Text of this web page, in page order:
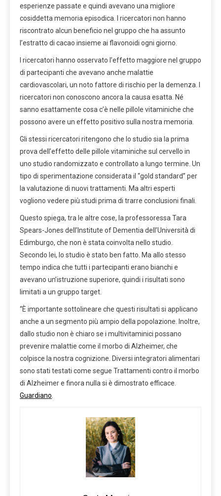
esperienze passate e quindi avevano una migliore
cosiddetta memoria episodica. I ricercatori non hanno
riscontrato alcun beneficio nel gruppo che ha assunto
l’estratto di cacao insieme ai flavonoidi ogni giorno.
I ricercatori hanno osservato l’effetto maggiore nel gruppo
di partecipanti che avevano anche malattie
cardiovascolari, un noto fattore di rischio per la demenza. I
ricercatori non conoscono ancora la causa esatta. Né
sanno esattamente cosa c’è nelle pillole vitaminiche che
possono avere un effetto positivo sulla nostra memoria.
Gli stessi ricercatori ritengono che lo studio sia la prima
prova dell’effetto delle pillole vitaminiche sul cervello in
uno studio randomizzato e controllato a lungo termine. Un
tipo di sperimentazione considerata il “gold standard” per
la valutazione di nuovi trattamenti. Ma altri esperti
vogliono vedere più studi prima di trarre conclusioni finali.
Questo spiega, tra le altre cose, la professoressa Tara
Spears-Jones dell’Institute of Dementia dell’Università di
Edimburgo, che non è stata coinvolta nello studio.
Secondo lei, lo studio è stato ben fatto. Ma allo stesso
tempo indica che tutti i partecipanti erano bianchi e
avevano un’istruzione superiore, quindi i risultati sono
limitati a un gruppo target.
“È importante sottolineare che questi risultati si applicano
anche a un segmento più ampio della popolazione. Inoltre,
dallo studio non è chiaro se i multivitaminici possano
prevenire malattie come il morbo di Alzheimer, che
colpisce la nostra cognizione. Diversi integratori alimentari
sono stati testati come segue Trattamenti contro il morbo
di Alzheimer e finora nulla si è dimostrato efficace.
Guardiano